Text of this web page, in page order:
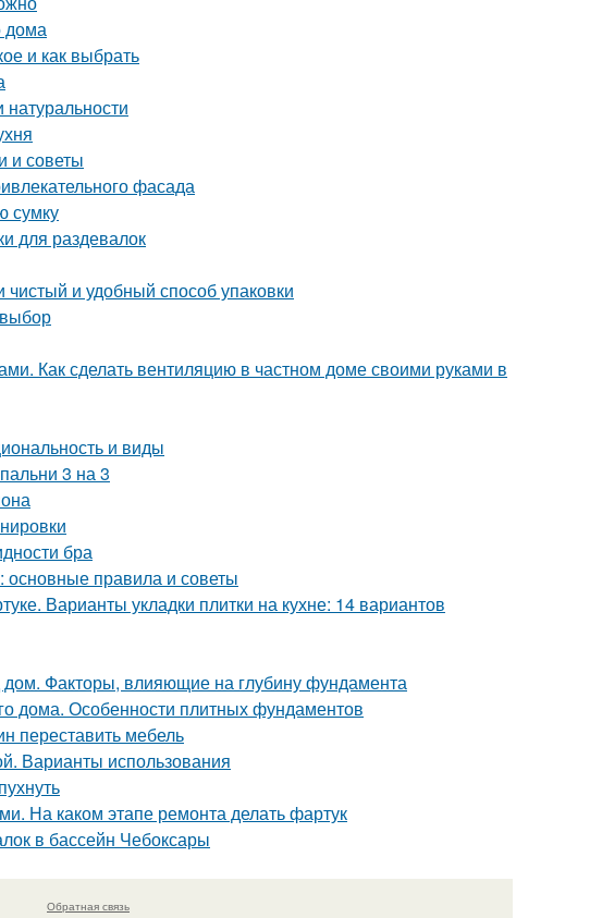
дома
и как выбрать
и советы
фасада
сумку
для раздевалок
и удобный способ упаковки
Как сделать вентиляцию в частном доме своими руками в
и виды
3 на 3
бра
основные правила и советы
Варианты укладки плитки на кухне: 14 вариантов
Факторы, влияющие на глубину фундамента
дома. Особенности плитных фундаментов
переставить мебель
Варианты использования
На каком этапе ремонта делать фартук
в бассейн Чебоксары
Обратная связь